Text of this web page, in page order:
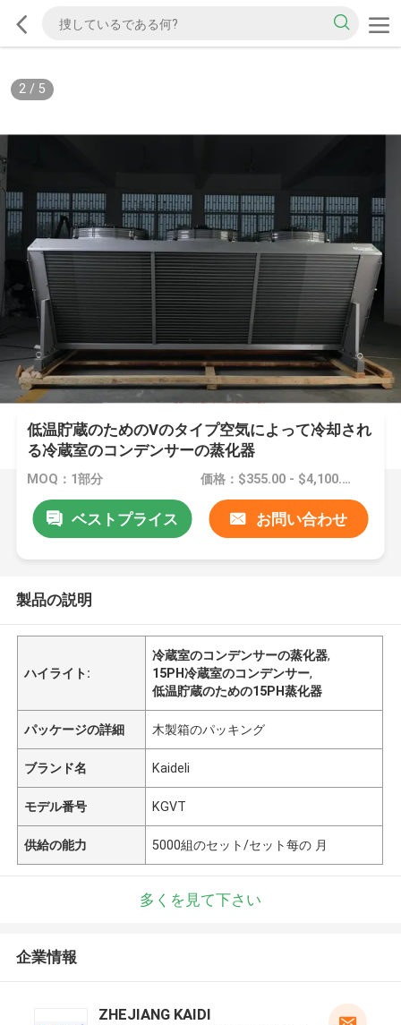
2/ 5
低温貯蔵のためのVのタイプ空気によって冷却され
る冷蔵室のコンデンサーの蒸化器
MOQ：1部分 価格：$355.00 - $4,100.00/sets
ベストプライス お問い合わせ
製品の説明
ハイライト:
冷蔵室のコンデンサーの蒸化器,
15PH冷蔵室のコンデンサー,
低温貯蔵のための15PH蒸化器
パッケージの詳細 木製箱のパッキング
ブランド名 Kaideli
モデル番号 KGVT
供給の能力 5000組のセット/セット每の 月
多くを見て下さい
企業情報
ZHEJIANG KAIDI